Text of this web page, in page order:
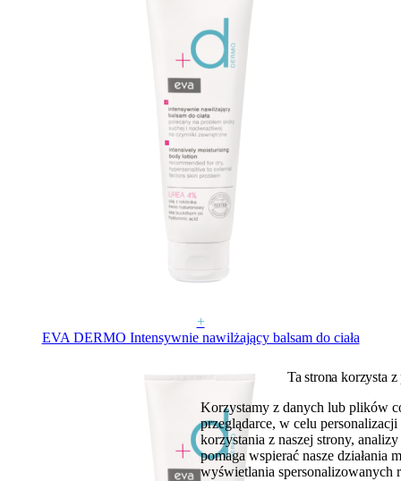
+
EVA DERMO Intensywnie nawilżający balsam do ciała
Ta strona korzysta
Korzystamy z danych lub plików
przeglądarce, w celu
korzystania z naszej strony,
pomaga wspierać nasze działania
wyświetlania spersonalizowanych